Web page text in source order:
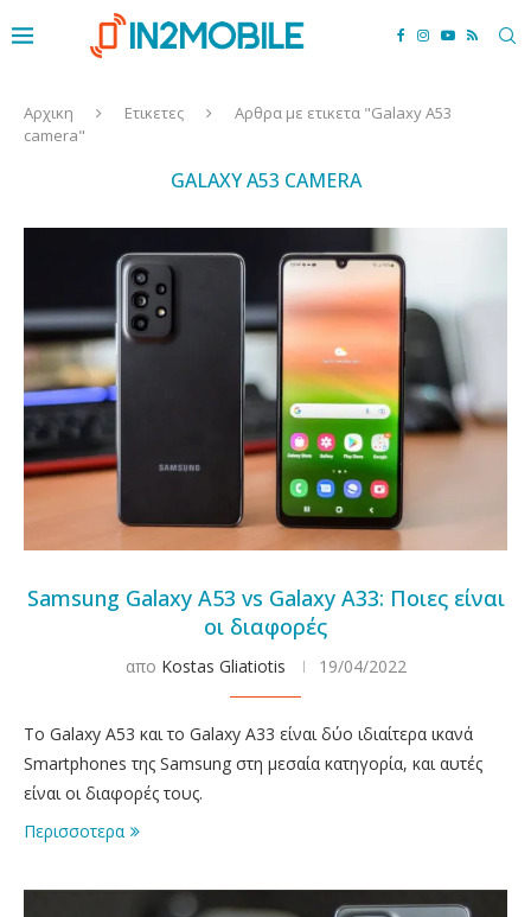
Αρχικη Ετικετες
Αρθρα με ετικετα "Galaxy A53
camera"
GALAXY A53 CAMERA
Samsung Galaxy A53 vs Galaxy A33: Ποιες είναι
οι διαφορές
απο Kostas Gliatiotis 19/04/2022
Το Galaxy A53 και το Galaxy A33 είναι δύο ιδιαίτερα ικανά
Smartphones της Samsung στη μεσαία κατηγορία, και αυτές
είναι οι διαφορές τους.
Περισσοτερα